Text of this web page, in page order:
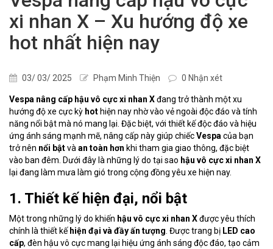
xi nhan X – Xu hướng độ xe
hot nhất hiện nay
03/ 03/ 2025 Phạm Minh Thiện 0 Nhận xét
Vespa nâng cấp hậu vô cực xi nhan Xđang trở thành một xu
hướng độ xe cực kỳ hothiện nay nhờ vào vẻ ngoài độc đáo và tính
năng nổi bật mà nó mang lại. Đặc biệt, với thiết kế độc đáo và hiệu
ứng ánh sáng mạnh mẽ, nâng cấp này giúp chiếcVespa của bạn
trở nên nổi bậtvà an toàn hơn khi tham gia giao thông, đặc biệt
vào ban đêm. Dưới đây là những lý do tại sao hậu vô cực xi nhan X
lại đang làm mưa làm gió trong cộng đồng yêu xe hiện nay.
1. Thiết kế hiện đại, nổi bật
Một trong những lý do khiến hậu vô cực xi nhan Xđược yêu thích
chính là thiết kếhiện đại và đầy ấn tượng . Được trang bị LED cao
cấp, đèn hậu vô cực mang lại hiệu ứng ánh sáng độc đáo, tạo cảm